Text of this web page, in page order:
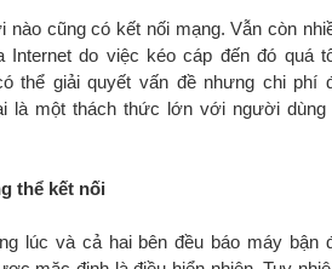
nào cũng có kết nối mạng. Vẫn còn
Internet do việc kéo cáp đến đó quá
thể giải quyết vấn đề nhưng chi phí
là một thách thức lớn với người
thể kết nối
lúc và cả hai bên đều báo máy bận